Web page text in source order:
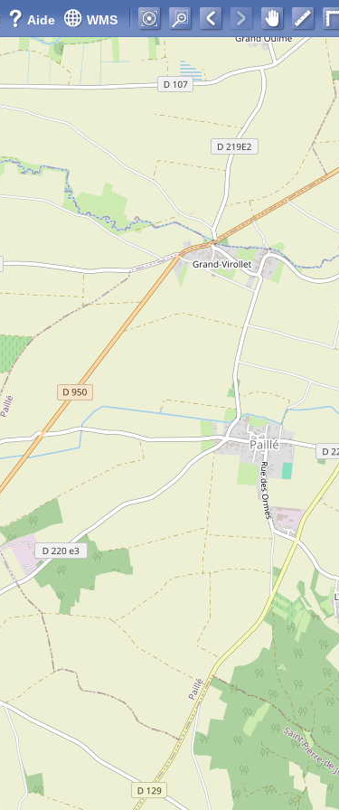
Aide WMS